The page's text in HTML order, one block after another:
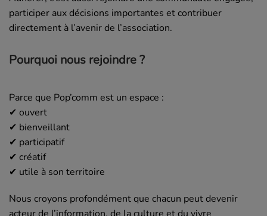
participer aux décisions importantes et contribuer
directement à l’avenir de l’association.
Pourquoi nous rejoindre ?
Parce que Pop’comm est un espace :
✔ ouvert
✔ bienveillant
✔ participatif
✔ créatif
✔ utile à son territoire
Nous croyons profondément que chacun peut devenir